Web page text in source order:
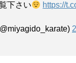
下さい
https://